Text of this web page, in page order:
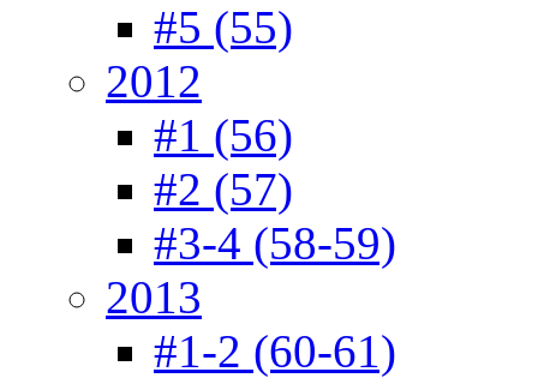
#5 (55)
2012
#1 (56)
#2 (57)
#3-4 (58-59)
2013
#1-2 (60-61)